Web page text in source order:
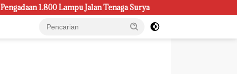
Lampu Jalan Tenaga Surya Kasus Pemeliharaan